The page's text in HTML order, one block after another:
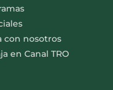
con nosotros
en Canal TRO